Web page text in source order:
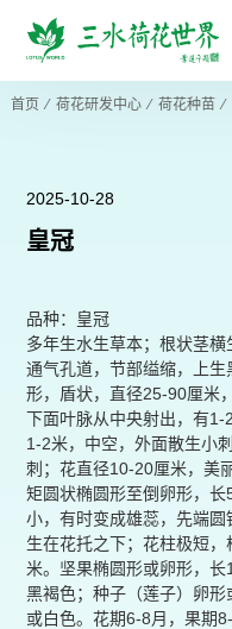
首页 ⁄ 荷花研发中心⁄ 荷花种苗 ⁄
2025-10-28
皇冠
品种：皇冠
多年生水生草本；根状茎
通气孔道，节部缢缩，上
形，盾状，直径25-90厘米
下面叶脉从中央射出，有
1-2米，中空，外面散生小
刺；花直径10-20厘米，美
矩圆状椭圆形至倒卵形，
小，有时变成雄蕊，先端
生在花托之下；花柱极短
米。坚果椭圆形或卵形，
黑褐色；种子（莲子）卵
或白色。花期6-8月，果期8-